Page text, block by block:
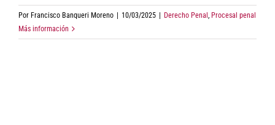
Por Francisco Banqueri Moreno | 10/03/2025 | Derecho Penal Procesal penal
Más información